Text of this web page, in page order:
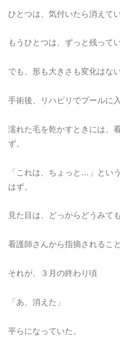
ひとつは、気付いたら消えてい
もうひとつは、ずっと残ってい
でも、形も大きさも変化はな
手術後、リハビリでプールに
濡れた毛を乾かすときには、
ず。
「これは、ちょっと…」とい
はず。
見た目は、どっからどうみて
看護師さんから指摘されるこ
それが、３月の終わり頃
「あ、消えた」
平らになっていた。